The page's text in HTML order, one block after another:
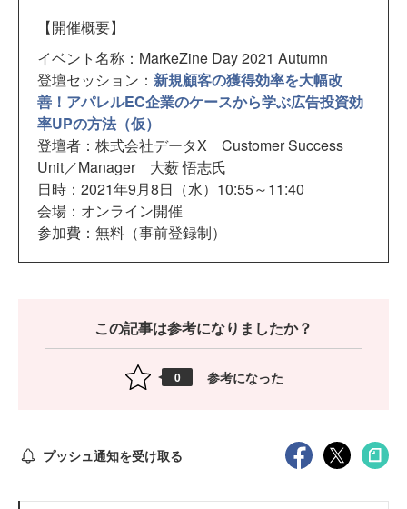
【開催概要】
イベント名称：MarkeZine Day 2021 Autumn
登壇セッション： 新規顧客の獲得効率を大幅改
善！アパレルEC企業のケースから学ぶ広告投資効
率UPの方法（仮）
登壇者：株式会社データX Customer Success
Unit／Manager 大薮 悟志氏
日時：2021年9月8日（水）10:55～11:40
会場：オンライン開催
参加費：無料（事前登録制）
この記事は参考になりましたか？
0 参考になった
プッシュ通知を受け取る